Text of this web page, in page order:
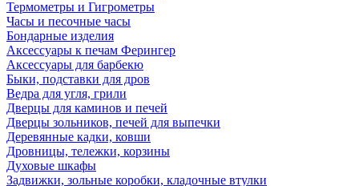
Термометры и Гигрометры
Часы и песочные часы
Бондарные изделия
Аксессуары к печам Ферингер
Аксессуары для барбекю
Быки, подставки для дров
Ведра для угля, грили
Дверцы для каминов и печей
Дверцы зольников, печей для выпечки
Деревянные кадки, ковши
Дровницы, тележки, корзины
Духовые шкафы
Задвижки, зольные коробки, кладочные втулки